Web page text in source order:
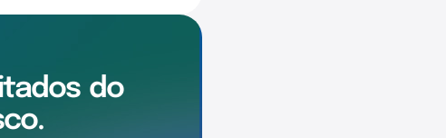
do